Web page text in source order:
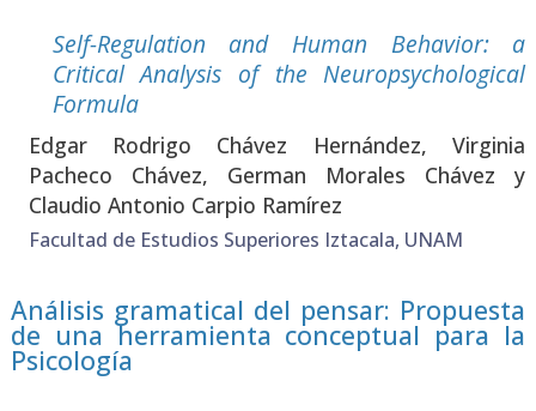
Self-Regu­la­tion and Human Beha­vior: a
Cri­ti­cal Analy­sis of the Neu­ropsy­cho­lo­gi­cal
For­mu­la
Edgar Rodri­go Chá­vez Her­nán­dez, Vir­gi­nia
Pache­co Chá­vez, Ger­man Mora­les Chá­vez y
Clau­dio Anto­nio Car­pio Ramí­rez
Facultad de Estudios Superiores Iztacala, UNAM
Análisis gramatical del pensar: Propuesta
de una herramienta conceptual para la
Psicología